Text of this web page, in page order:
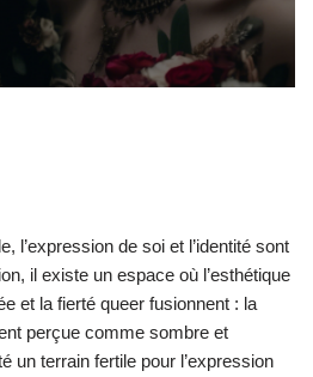
l’expression de soi et l’identité sont
il existe un espace où l’esthétique
et la fierté queer fusionnent : la
perçue comme sombre et
un terrain fertile pour l’expression